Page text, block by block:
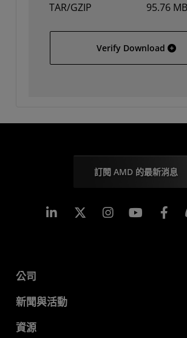
TAR/GZIP
95.76 MB
Verify Download
訂閱 AMD 的最新消息
Linkedin Instagram
公司
關於 AMD
企業責任
新聞與活動
新聞室
資源